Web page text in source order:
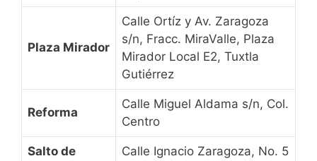
Plaza Mirador
Calle Ortíz y Av. Zaragoza
s/n, Fracc. MiraValle, Plaza
Mirador Local E2, Tuxtla
Gutiérrez
Reforma
Calle Miguel Aldama s/n, Col.
Centro
Salto de
Calle Ignacio Zaragoza, No. 5